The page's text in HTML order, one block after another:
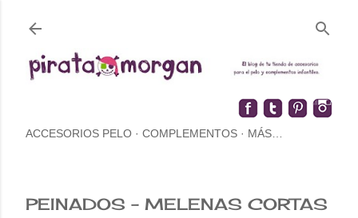
ACCESORIOS PELO COMPLEMENTOS MÁS…
PEINADOS - MELENAS CORTAS